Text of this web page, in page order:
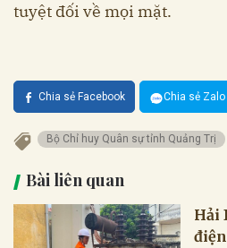
tuyệt đối về mọi mặt.
Chia sẻ Facebook Chia sẻ Zalo
Bộ Chỉ huy Quân sự tỉnh Quảng Trị
Bài liên quan
Hải